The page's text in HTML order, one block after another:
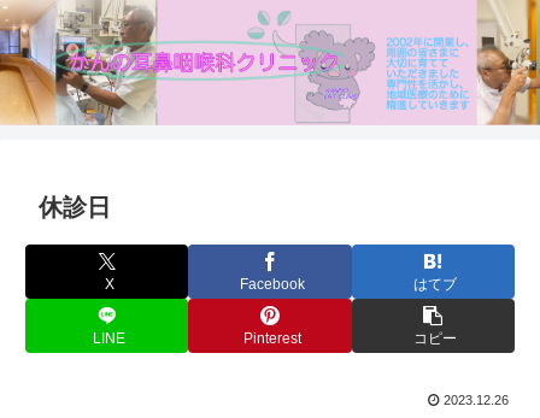
休診日
X Facebook はてブ
LINE Pinterest コピー
2023.12.26